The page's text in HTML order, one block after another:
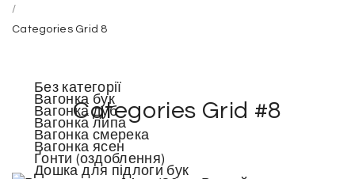
/
Categories Grid 8
Categories Grid #8
Без категорії
Вагонка бук
Вагонка дуб
Вагонка липа
Вагонка смерека
Вагонка ясен
Ґонти (оздоблення)
Дошка для підлоги бук